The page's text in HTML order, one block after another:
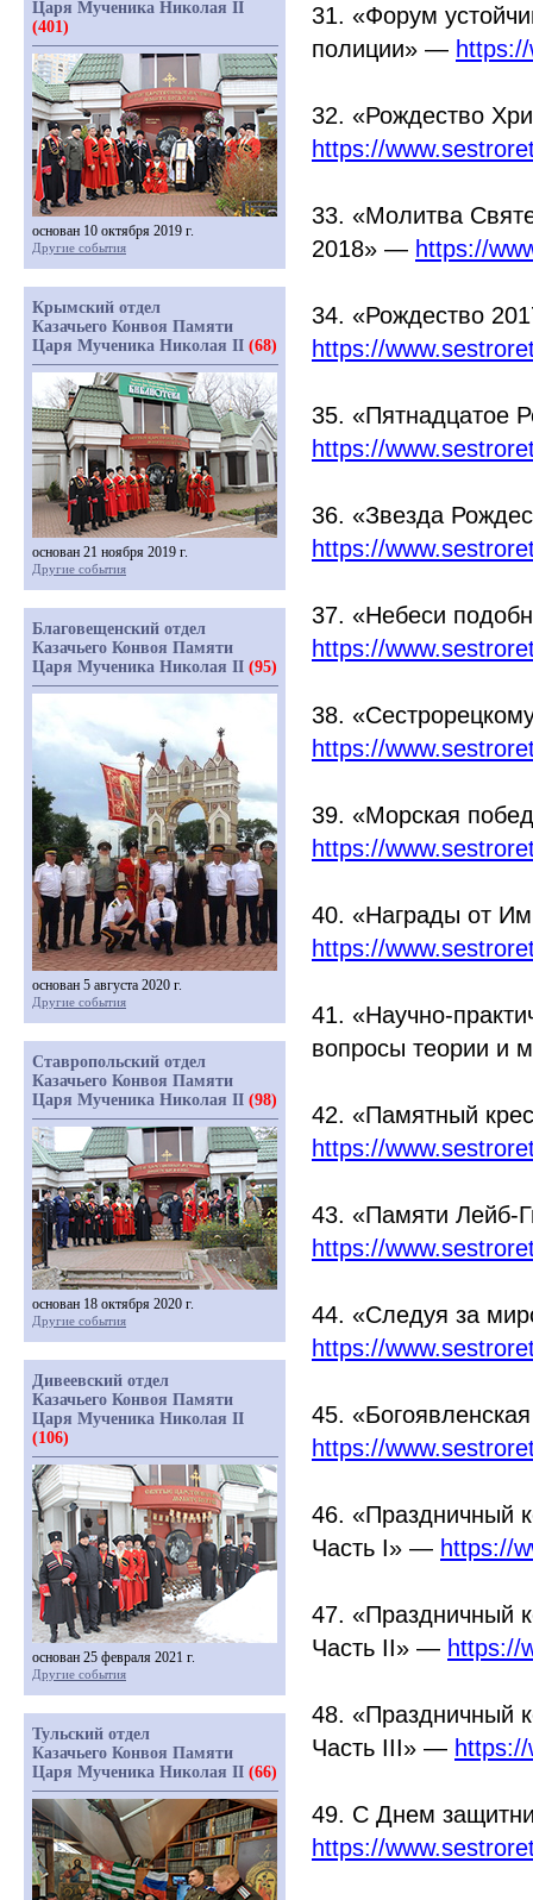
31. «Форум
полиции» —
32. «Рождество
https://
33. «Молитва
2018» — https://
34. «Рождество
https://
35. «Пятнадцатое
https://
36. «Звезда
https://
37. «Небеси
https://
38.
https://
39. «Морская
https://
40. «Награды от
https://
41. «Научно-
вопросы теории и
42. «Памятный
https://
43. «Памяти Лейб-
https://
44. «Следуя за
https://
45. «Богоявленская
https://
46. «Праздничный
Часть I» — https://
47. «Праздничный
Часть II» — https://
48. «Праздничный
Часть III» —
49. С Днем
https://
Царя Мученика Николая II
(401)
основан 10 октября 2019 г.
Другие события
Крымский отдел
Казачьего Конвоя Памяти
Царя Мученика Николая II (68)
основан 21 ноября 2019 г.
Другие события
Благовещенский отдел
Казачьего Конвоя Памяти
Царя Мученика Николая II (95)
основан 5 августа 2020 г.
Другие события
Ставропольский отдел
Казачьего Конвоя Памяти
Царя Мученика Николая II (98)
основан 18 октября 2020 г.
Другие события
Дивеевский отдел
Казачьего Конвоя Памяти
Царя Мученика Николая II
(106)
основан 25 февраля 2021 г.
Другие события
Тульский отдел
Казачьего Конвоя Памяти
Царя Мученика Николая II (66)